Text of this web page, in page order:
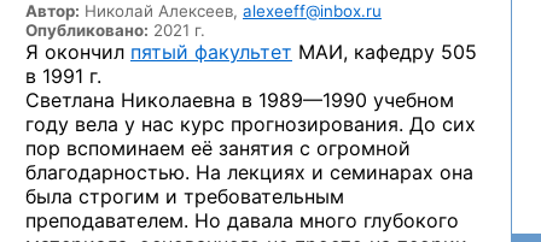
Автор: Николай Алексеев, alexeeff@inbox.ru
Опубликовано: 2021 г.
Я окончил пятый факультет МАИ, кафедру 505
в 1991 г.
Светлана Николаевна в 1989—1990 учебном
году вела у нас курс прогнозирования. До сих
пор вспоминаем её занятия с огромной
благодарностью. На лекциях и семинарах она
была строгим и требовательным
преподавателем. Но давала много глубокого